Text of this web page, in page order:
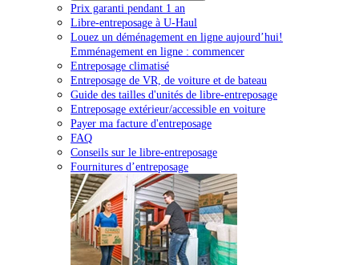
Prix garanti pendant 1 an
Libre-entreposage à U-Haul
Louez un déménagement en ligne aujourd’hui!
Emménagement en ligne : commencer
Entreposage climatisé
Entreposage de VR, de voiture et de bateau
Guide des tailles d'unités de libre-entreposage
Entreposage extérieur/accessible en voiture
Payer ma facture d'entreposage
FAQ
Conseils sur le libre-entreposage
Fournitures d’entreposage